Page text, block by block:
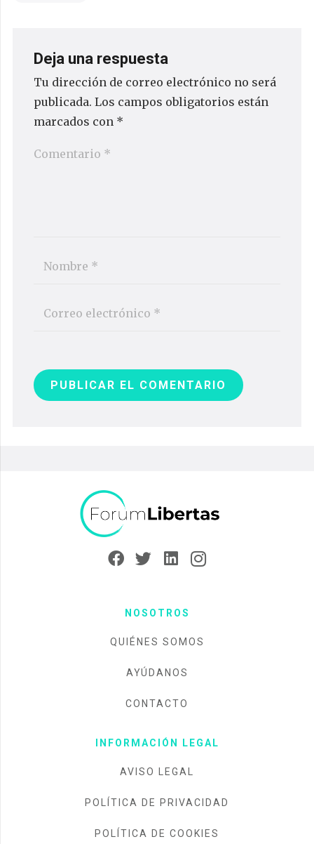
Deja una respuesta
Tu dirección de correo electrónico no será
publicada. Los campos obligatorios están
marcados con *
PUBLICAR EL COMENTARIO
NOSOTROS
QUIÉNES SOMOS
AYÚDANOS
CONTACTO
INFORMACIÓN LEGAL
AVISO LEGAL
POLÍTICA DE PRIVACIDAD
POLÍTICA DE COOKIES